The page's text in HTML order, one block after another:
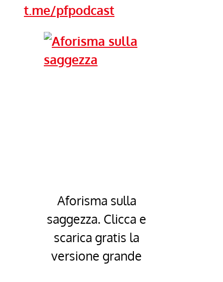
t.me/pfpodcast
Aforisma sulla
saggezza. Clicca e
scarica gratis la
versione grande